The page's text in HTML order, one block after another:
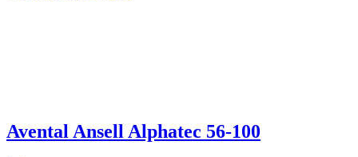
Avental Ansell Alphatec 56-100